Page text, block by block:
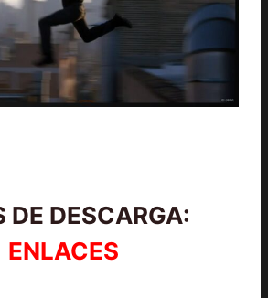
DE DESCARGA:
ENLACES